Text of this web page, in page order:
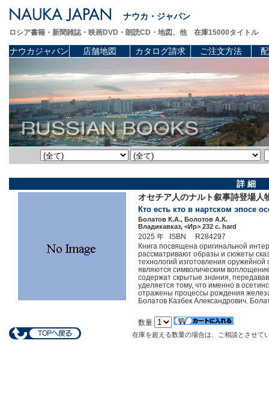
ナウカ・ジャパン
ロシア書籍・新聞雑誌・映画DVD・朗読CD・地図、他 在庫15000タイトル
ナウカジャパン 店舗地図 カタログ請求 ご注文方法
詳 細
オセチア人のナルト叙事詩登場人
Кто есть кто в нартском эпосе
Болатов К.А., Болотов А.К.
Владикавказ, <Ир> 232 c. hard
2025 年 ISBN R284297
Книга посвящена оригинальной
рассматривают образы и сюжеты
технологий изготовления
являются символическим
содержат скрытые знания,
уделяется тому, что именно в
отражены процессы рождения
Болатов Казбек Александрович.
数量
在庫を超える数量の場合は、ご相談とさせて